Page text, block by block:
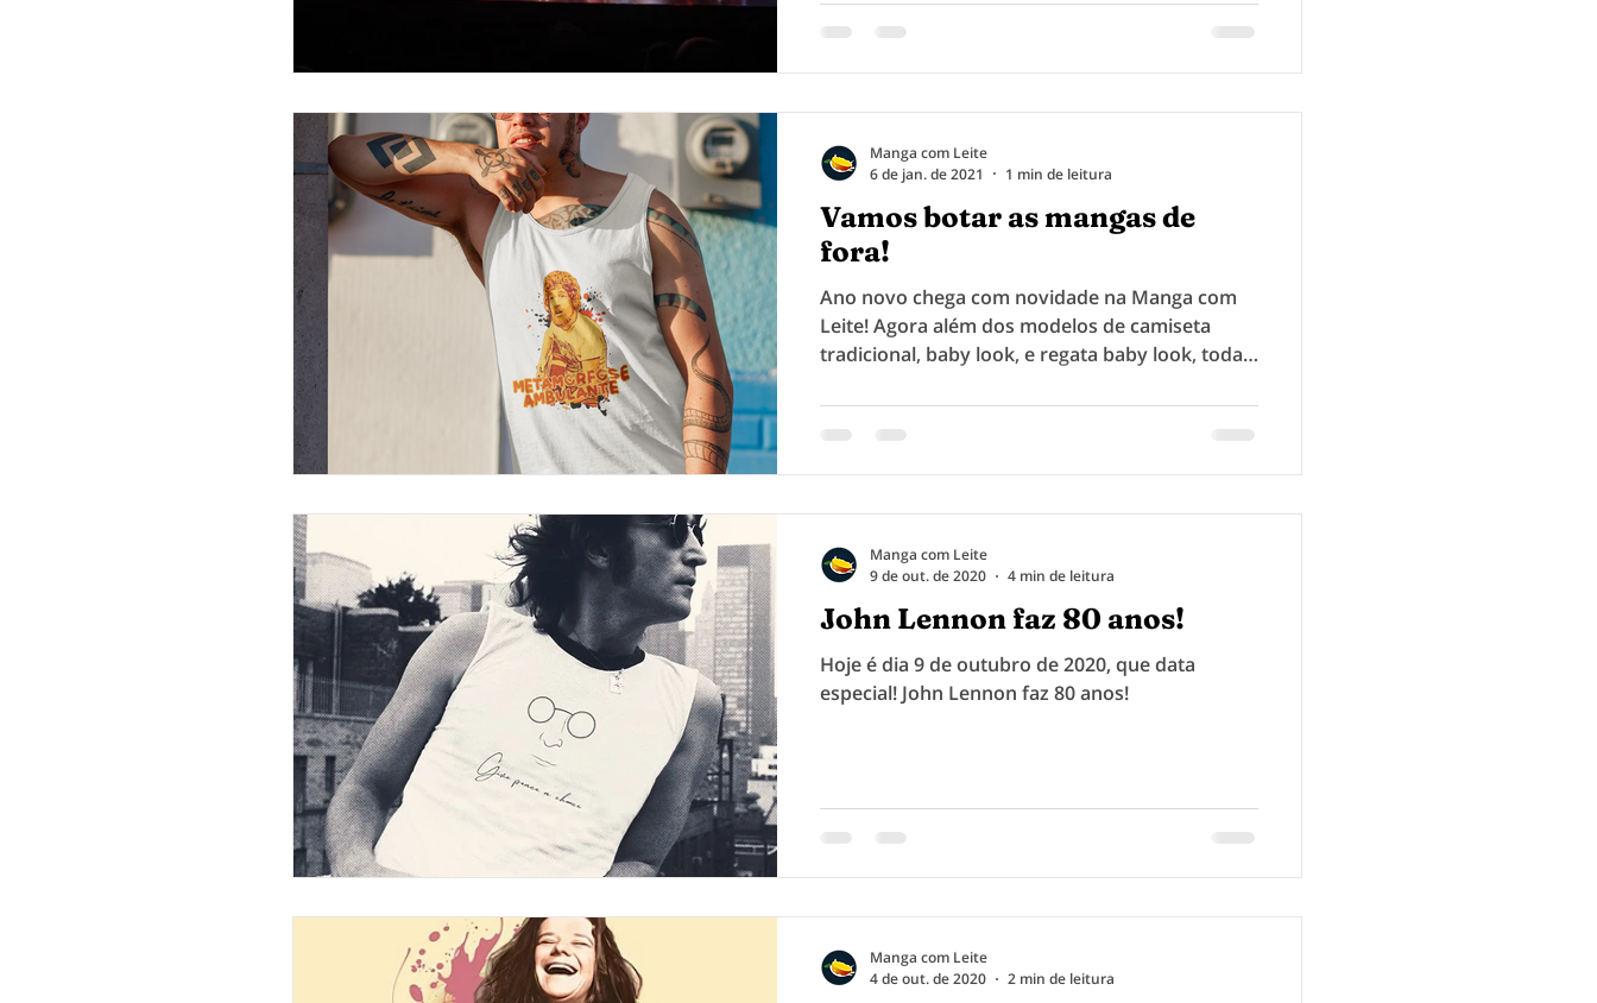
Vamos botar as mangas de
fora!
Ano novo chega com novidade na Manga com
Leite! Agora além dos modelos de camiseta
tradicional, baby look, e regata baby look, todas
Manga com Leite
6 de jan. de 2021
1 min de leitura
John Lennon faz 80 anos!
Hoje é dia 9 de outubro de 2020, que data
especial! John Lennon faz 80 anos!
Manga com Leite
9 de out. de 2020
4 min de leitura
Manga com Leite
4 de out. de 2020
2 min de leitura